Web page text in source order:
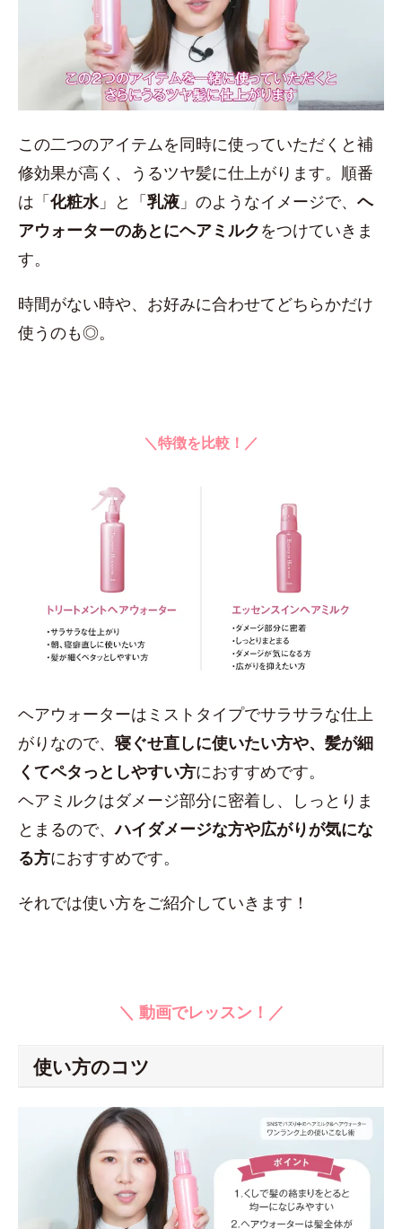
この二つのアイテムを同時に使っていただくと補
修効果が高く、うるツヤ髪に仕上がります。順番
は「化粧水」と「乳液 」のようなイメージで、 ヘ
アウォーターのあとにヘアミルクをつけていきま
す。
時間がない時や、お好みに合わせてどちらかだけ
使うのも◎。
＼特徴を比較！／
ヘアウォーターはミストタイプでサラサラな仕上
がりなので、寝ぐせ直しに使いたい方や、髪が細
くてペタっとしやすい方におすすめです。
ヘアミルクはダメージ部分に密着し、しっとりま
とまるので、ハイダメージな方や広がりが気にな
る方におすすめです。
それでは使い方をご紹介していきます！
＼ 動画でレッスン！／
使い方のコツ